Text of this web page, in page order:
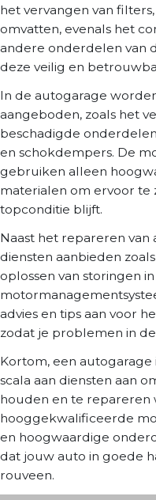
het vervangen van
omvatten, evenals het
andere onderdelen van
deze veilig en
In de autogarage
aangeboden, zoals het
beschadigde
en schokdempers. De
gebruiken alleen
materialen om ervoor te
topconditie blijft.
Naast het repareren
diensten aanbieden
oplossen van storingen
advies en tips aan voor
zodat je problemen in
Kortom, een
scala aan diensten aan
houden en te repareren
hooggekwalificeerde
en hoogwaardige
dat jouw auto in goede
rouveen.